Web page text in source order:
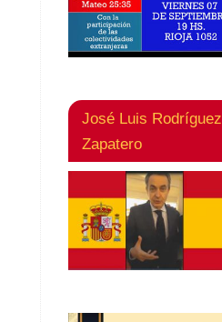
José Luis Rodríguez
Zapatero